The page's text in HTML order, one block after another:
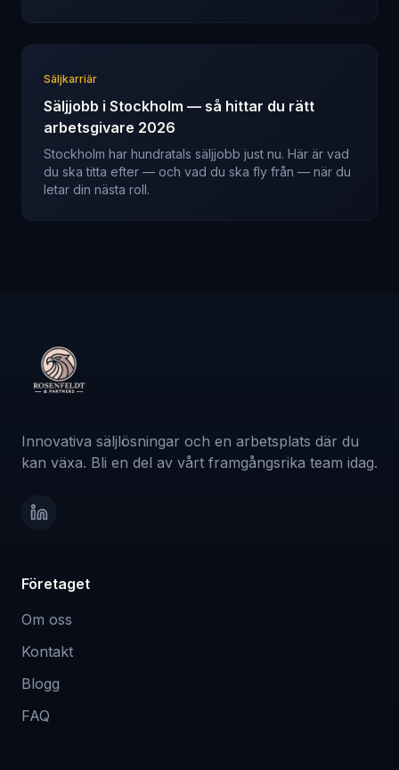
Säljkarriär
Säljjobb i Stockholm — så hittar du rätt
arbetsgivare 2026
Stockholm har hundratals säljjobb just nu. Här är vad
du ska titta efter — och vad du ska fly från — när du
letar din nästa roll.
Innovativa säljlösningar och en arbetsplats där du
kan växa. Bli en del av vårt framgångsrika team idag.
Företaget
Om oss
Kontakt
Blogg
FAQ